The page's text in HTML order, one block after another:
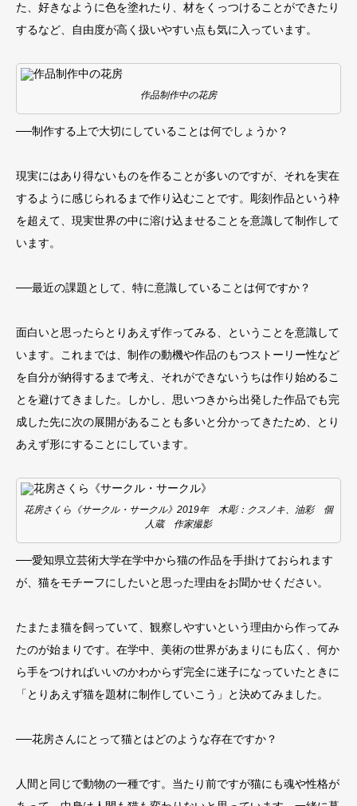
た、好きなように色を塗れたり、材をくっつけることができたり
するなど、自由度が高く扱いやすい点も気に入っています。
作品制作中の花房
──制作する上で大切にしていることは何でしょうか？
現実にはあり得ないものを作ることが多いのですが、それを実在
するように感じられるまで作り込むことです。彫刻作品という枠
を超えて、現実世界の中に溶け込ませることを意識して制作して
います。
──最近の課題として、特に意識していることは何ですか？
面白いと思ったらとりあえず作ってみる、ということを意識して
います。これまでは、制作の動機や作品のもつストーリー性など
を自分が納得するまで考え、それができないうちは作り始めるこ
とを避けてきました。しかし、思いつきから出発した作品でも完
成した先に次の展開があることも多いと分かってきたため、とり
あえず形にすることにしています。
花房さくら《サークル・サークル》2019年 木彫：クスノキ、油彩 個
人蔵 作家撮影
──愛知県立芸術大学在学中から猫の作品を手掛けておられます
が、猫をモチーフにしたいと思った理由をお聞かせください。
たまたま猫を飼っていて、観察しやすいという理由から作ってみ
たのが始まりです。在学中、美術の世界があまりにも広く、何か
ら手をつければいいのかわからず完全に迷子になっていたときに
「とりあえず猫を題材に制作していこう」と決めてみました。
──花房さんにとって猫とはどのような存在ですか？
人間と同じで動物の一種です。当たり前ですが猫にも魂や性格が